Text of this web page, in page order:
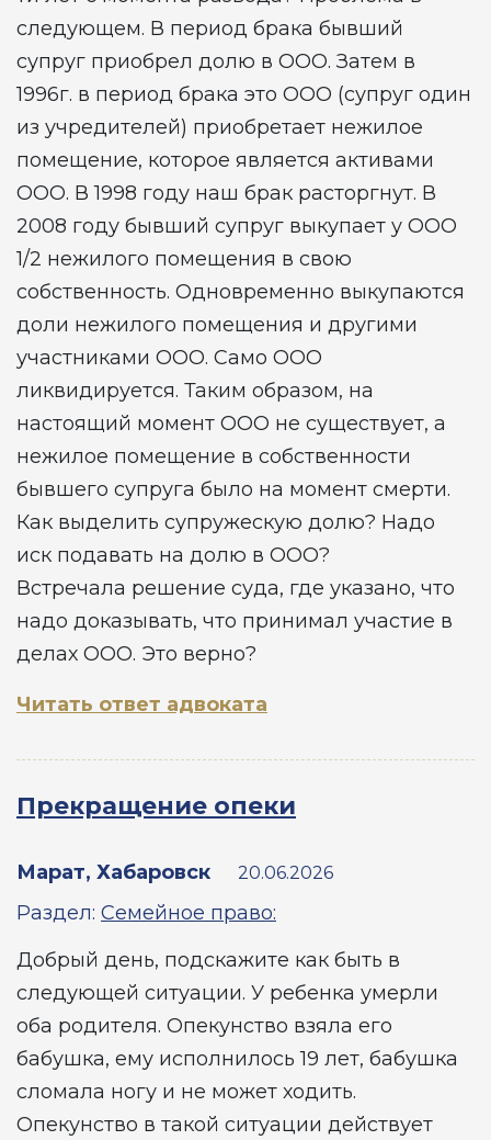
следующем. В период брака бывший
супруг приобрел долю в ООО. Затем в
1996г. в период брака это ООО (супруг один
из учредителей) приобретает нежилое
помещение, которое является активами
ООО. В 1998 году наш брак расторгнут. В
2008 году бывший супруг выкупает у ООО
1/2 нежилого помещения в свою
собственность. Одновременно выкупаются
доли нежилого помещения и другими
участниками ООО. Само ООО
ликвидируется. Таким образом, на
настоящий момент ООО не существует, а
нежилое помещение в собственности
бывшего супруга было на момент смерти.
Как выделить супружескую долю? Надо
иск подавать на долю в ООО?
Встречала решение суда, где указано, что
надо доказывать, что принимал участие в
делах ООО. Это верно?
Читать ответ адвоката
Прекращение опеки
Марат, Хабаровск 20.06.2026
Раздел: Семейное право:
Добрый день, подскажите как быть в
следующей ситуации. У ребенка умерли
оба родителя. Опекунство взяла его
бабушка, ему исполнилось 19 лет, бабушка
сломала ногу и не может ходить.
Опекунство в такой ситуации действует